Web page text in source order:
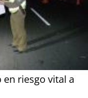
riesgo vital a